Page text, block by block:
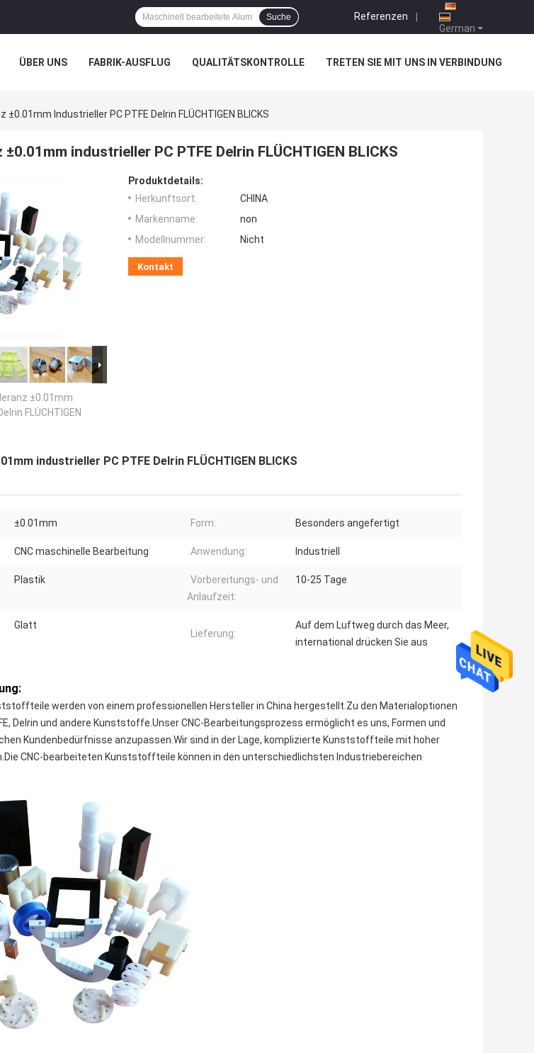
German
Referenzen |
Suche
ÜBER UNS FABRIK-AUSFLUG QUALITÄTSKONTROLLE TRETEN SIE MIT UNS IN VERBINDUNG
±0.01mm Industrieller PC PTFE Delrin FLÜCHTIGEN BLICKS
industrieller PC PTFE Delrin FLÜCHTIGEN BLICKS
±0.01mm
FLÜCHTIGEN
Produktdetails:
Herkunftsort:
CHINA
Markenname:
non
Modellnummer:
Nicht
Kontakt
industrieller PC PTFE Delrin FLÜCHTIGEN BLICKS
±0.01mm Form: Besonders angefertigt
CNC maschinelle Bearbeitung Anwendung: Industriell
Plastik
Vorbereitungs- und
Anlaufzeit:
10-25 Tage
Glatt
Lieferung:
Auf dem Luftweg durch das Meer,
international drücken Sie aus
werden von einem professionellen Hersteller in China hergestellt.Zu den Materialoptionen
Delrin und andere Kunststoffe.Unser CNC-Bearbeitungsprozess ermöglicht es uns, Formen und
Kundenbedürfnisse anzupassen.Wir sind in der Lage, komplizierte Kunststoffteile mit hoher
CNC-bearbeiteten Kunststoffteile können in den unterschiedlichsten Industriebereichen